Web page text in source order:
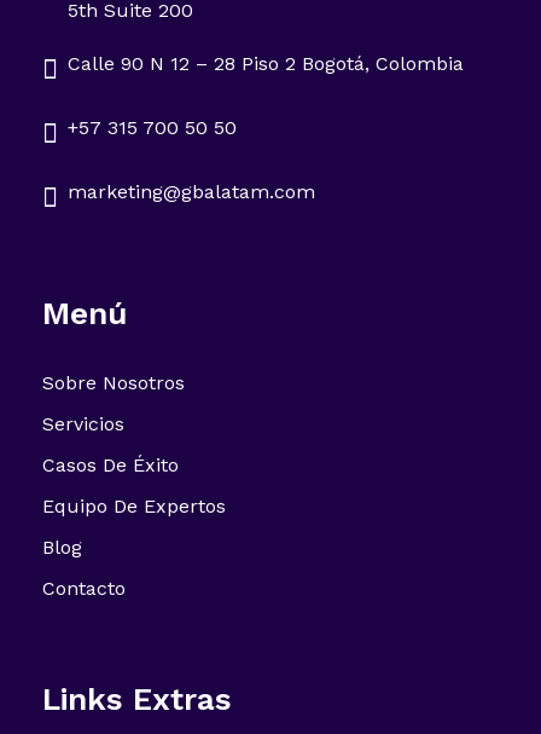
5th Suite 200
Calle 90 N 12 – 28 Piso 2 Bogotá, Colombia
+57 315 700 50 50
marketing@gbalatam.com
Menú
Sobre Nosotros
Servicios
Casos De Éxito
Equipo De Expertos
Blog
Contacto
Links Extras